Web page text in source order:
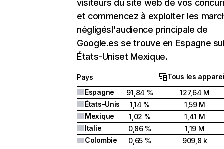
visiteurs du site web de vos
et commencez à exploiter les
négligésl'audience principale de
Google.es se trouve en Espagne
États-Uniset Mexique.
Pays
Tous les
Espagne
91,84 %
127,64 M
États-Unis
1,14 %
1,59 M
Mexique
1,02 %
1,41 M
Italie
0,86 %
1,19 M
Colombie
0,65 % 909,8 k